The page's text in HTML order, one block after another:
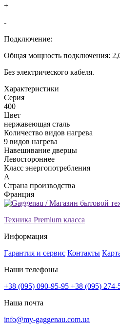
+
-
Подключение:
Общая мощность подключения:
Без электрического кабеля.
Xарактеристики
Серия
400
Цвет
нержавеющая сталь
Количество видов нагрева
9 видов нагрева
Навешивание дверцы
Левостороннее
Класс энергопотребления
A
Страна производства
Франция
Техника Premium класса
Информация
Гарантия и сервис Контакты
Наши телефоны
+38 (095) 090-95-95 +38 (095) 274-
Наша почта
info@my-gaggenau.com.ua